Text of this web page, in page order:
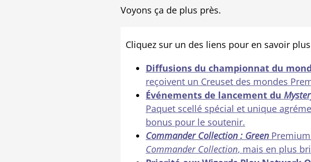
Voyons ça de plus près.
Cliquez sur un des liens pour en savoir
Diffusions du championnat du
reçoivent un Creuset des mondes
Événements de lancement du
Paquet scellé spécial et unique
bonus pour le soutenir.
Commander Collection : Green
Commander Collection, mais en plus